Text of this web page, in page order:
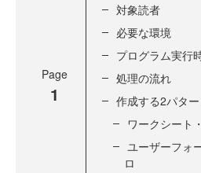
Page
1
対象読者
必要な環境
プログラム実行
処理の流れ
作成する2パタ
ワークシート
ユーザーフォ
ロ